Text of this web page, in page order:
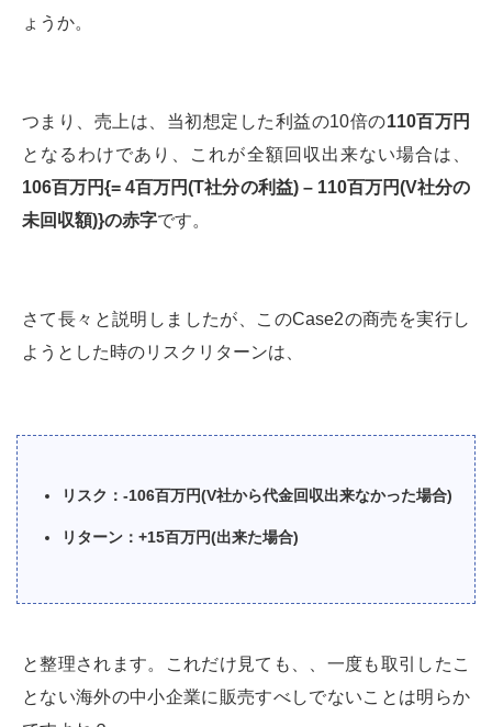
ょうか。
つまり、売上は、当初想定した利益の10倍の110百万円
となるわけであり、これが全額回収出来ない場合は、
106百万円{= 4百万円(T社分の利益) – 110百万円(V社分の
未回収額)}の赤字です。
さて長々と説明しましたが、このCase2の商売を実行し
ようとした時のリスクリターンは、
リスク：-106百万円(V社から代金回収出来なかった場合)
リターン：+15百万円(出来た場合)
と整理されます。これだけ見ても、、一度も取引したこ
とない海外の中小企業に販売すべしでないことは明らか